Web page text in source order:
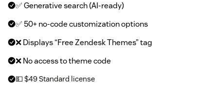
✅ Generative search (AI-ready)
✅ 50+ no-code customization options
❌ Displays “Free Zendesk Themes” tag
❌ No access to theme code
💵 $49 Standard license